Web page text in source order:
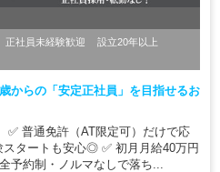
正社員未経験歓迎
設立20年以上
からの「安定正社員」を目指せるお
✅ 普通免許（AT限定可）だけで応
タートも安心◎ ✅ 初月月給40万円
予約制・ノルマなしで落ち...